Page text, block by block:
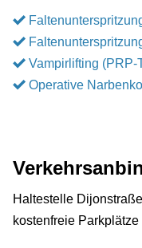
Vampirlifting (PRP-
Operative
Haltestelle
kostenfreie